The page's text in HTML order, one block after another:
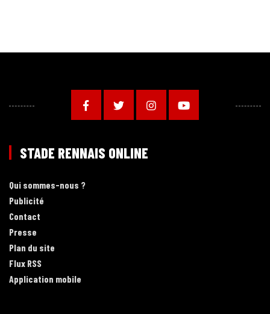
STADE RENNAIS ONLINE
Qui sommes-nous ?
Publicité
Contact
Presse
Plan du site
Flux RSS
Application mobile